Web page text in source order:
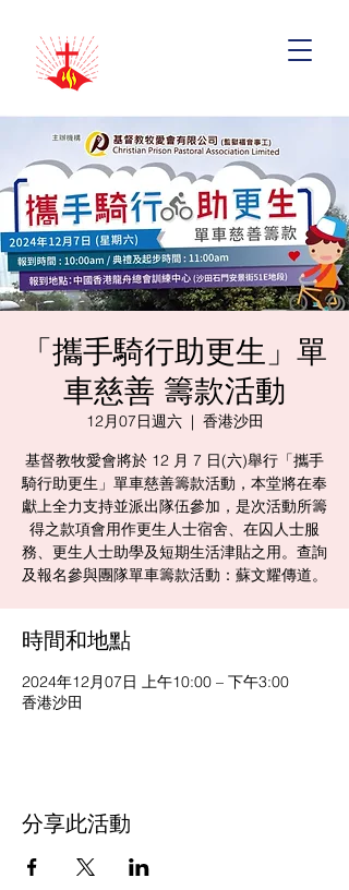
「攜手騎行助更生」單
車慈善 籌款活動
12月07日週六
  |
香港沙田
基督教牧愛會將於 12 月 7 日(六)舉行「攜手
騎行助更生」單車慈善籌款活動，本堂將在奉
獻上全力支持並派出隊伍參加，是次活動所籌
得之款項會用作更生人士宿舍、在囚人士服
務、更生人士助學及短期生活津貼之用。查詢
及報名參與團隊單車籌款活動：蘇文耀傳道。
時間和地點
2024年12月07日 上午10:00 – 下午3:00
香港沙田
分享此活動